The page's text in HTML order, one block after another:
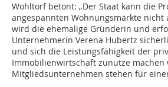
Wohltorf betont: „Der Staat kann die
angespannten Wohnungsmärkte nicht
wird die ehemalige Gründerin und
Unternehmerin Verena Hubertz
und sich die Leistungsfähigkeit der
Immobilienwirtschaft zunutze machen
Mitgliedsunternehmen stehen für